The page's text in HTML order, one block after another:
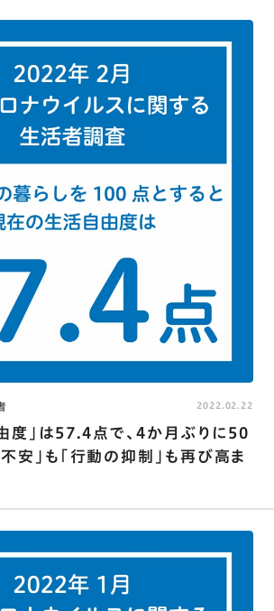
度｣は57.4点で､4か月ぶりに50
安｣も｢行動の抑制｣も再び高ま
2022.02.22